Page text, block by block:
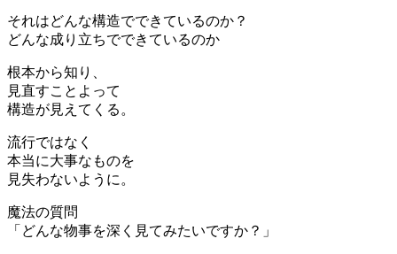
それはどんな構造でできているのか？
どんな成り立ちでできているのか
根本から知り、
見直すことよって
構造が見えてくる。
流行ではなく
本当に大事なものを
見失わないように。
魔法の質問
「どんな物事を深く見てみたいですか？」